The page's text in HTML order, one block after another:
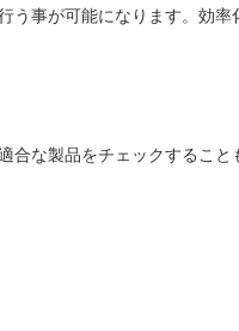
事が可能になります。効
な製品をチェックすること